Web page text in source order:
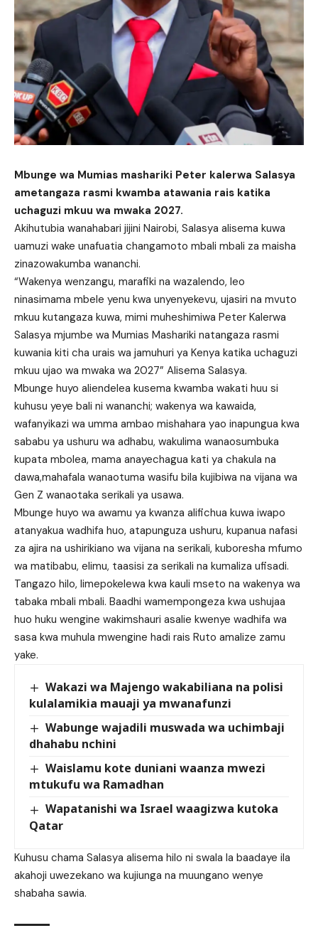
Mbunge wa Mumias mashariki Peter kalerwa Salasya
ametangaza rasmi kwamba atawania rais katika
uchaguzi mkuu wa mwaka 2027.
Akihutubia wanahabari jijini Nairobi, Salasya alisema kuwa
uamuzi wake unafuatia changamoto mbali mbali za maisha
zinazowakumba wananchi.
“Wakenya wenzangu, marafiki na wazalendo, leo
ninasimama mbele yenu kwa unyenyekevu, ujasiri na mvuto
mkuu kutangaza kuwa, mimi muheshimiwa Peter Kalerwa
Salasya mjumbe wa Mumias Mashariki natangaza rasmi
kuwania kiti cha urais wa jamuhuri ya Kenya katika uchaguzi
mkuu ujao wa mwaka wa 2027” Alisema Salasya.
Mbunge huyo aliendelea kusema kwamba wakati huu si
kuhusu yeye bali ni wananchi; wakenya wa kawaida,
wafanyikazi wa umma ambao mishahara yao inapungua kwa
sababu ya ushuru wa adhabu, wakulima wanaosumbuka
kupata mbolea, mama anayechagua kati ya chakula na
dawa,mahafala wanaotuma wasifu bila kujibiwa na vijana wa
Gen Z wanaotaka serikali ya usawa.
Mbunge huyo wa awamu ya kwanza alifichua kuwa iwapo
atanyakua wadhifa huo, atapunguza ushuru, kupanua nafasi
za ajira na ushirikiano wa vijana na serikali, kuboresha mfumo
wa matibabu, elimu, taasisi za serikali na kumaliza ufisadi.
Tangazo hilo, limepokelewa kwa kauli mseto na wakenya wa
tabaka mbali mbali. Baadhi wamempongeza kwa ushujaa
huo huku wengine wakimshauri asalie kwenye wadhifa wa
sasa kwa muhula mwengine hadi rais Ruto amalize zamu
yake.
Wakazi wa Majengo wakabiliana na polisi
kulalamikia mauaji ya mwanafunzi
Wabunge wajadili muswada wa uchimbaji
dhahabu nchini
Waislamu kote duniani waanza mwezi
mtukufu wa Ramadhan
Wapatanishi wa Israel waagizwa kutoka
Qatar
Kuhusu chama Salasya alisema hilo ni swala la baadaye ila
akahoji uwezekano wa kujiunga na muungano wenye
shabaha sawia.